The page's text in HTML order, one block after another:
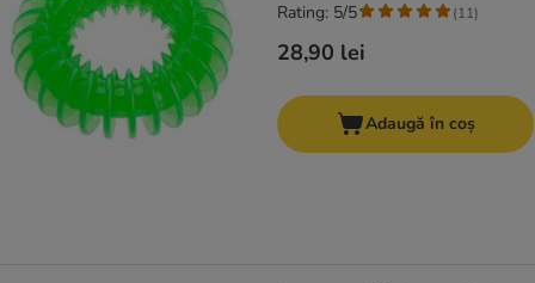
28,90 lei
Rating: 5/5 (11)
Adaugă în coș